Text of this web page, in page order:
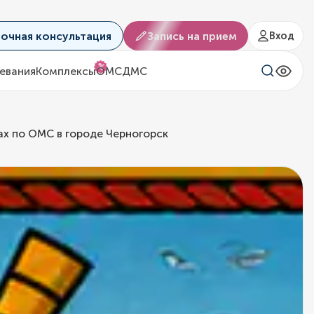
консультация Запись на прием Вход
Комплексы%
ОМСДМС
по ОМС в городе Черногорск